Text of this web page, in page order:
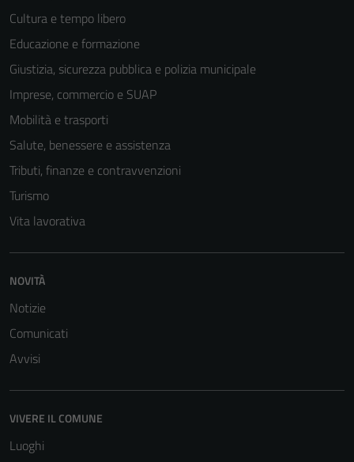
Cultura e tempo libero
Educazione e formazione
Giustizia, sicurezza pubblica e polizia municipale
Imprese, commercio e SUAP
Mobilità e trasporti
Salute, benessere e assistenza
Tributi, finanze e contravvenzioni
Turismo
Vita lavorativa
NOVITÀ
Notizie
Comunicati
Avvisi
VIVERE IL COMUNE
Luoghi